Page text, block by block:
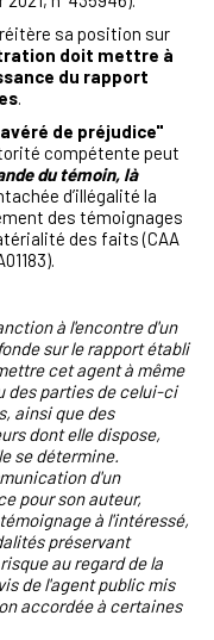
sa position sur
doit mettre à
du rapport
.
de préjudice"
compétente peut
du témoin, là
d’illégalité la
des témoignages
des faits (CAA
à l'encontre d'un
sur le rapport établi
cet agent à même
des parties de celui-ci
ainsi que des
dont elle dispose,
se détermine.
d'un
pour son auteur,
à l'intéressé,
préservant
au regard de la
de l'agent public mis
accordée à certaines